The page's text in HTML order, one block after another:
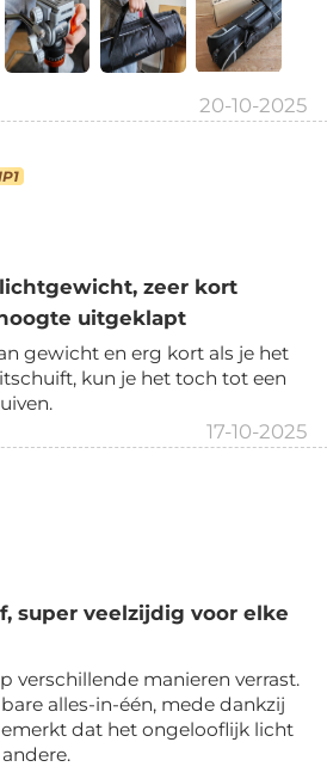
20-10-2025
zeer kort
uitgeklapt
gewicht en erg kort als je het
kun je het toch tot een
17-10-2025
super veelzijdig voor elke
verschillende manieren verrast.
alles-in-één, mede dankzij
dat het ongelooflijk licht